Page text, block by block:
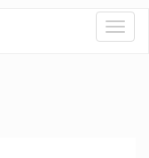
Toggle